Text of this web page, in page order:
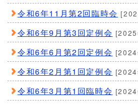
令和6年11月第2回臨時会
令和6年9月第3回定例会
令和6年6月第2回定例会
令和6年2月第1回定例会
令和6年3月第1回臨時会